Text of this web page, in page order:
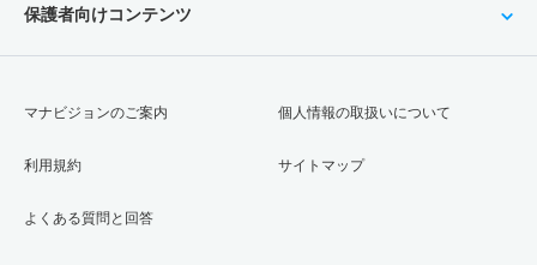
保護者向けコンテンツ
マナビジョンのご案内
利用規約
よくある質問と回答
個人情報の取扱いについて
サイトマップ